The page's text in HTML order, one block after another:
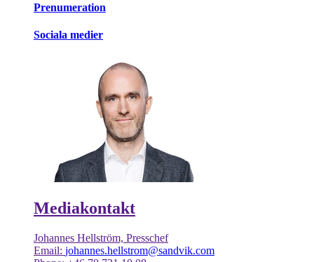
Prenumeration
Sociala medier
Mediakontakt
Johannes Hellström, Presschef
Email: johannes.hellstrom@sandvik.com